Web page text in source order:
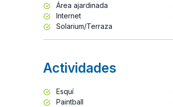
Área ajardinada
Internet
Solarium/Terraza
Actividades
Esquí
Paintball